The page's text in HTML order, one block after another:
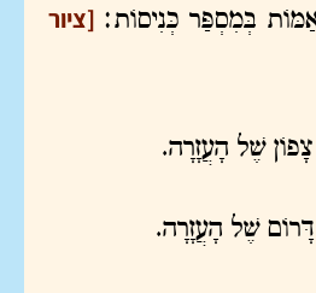
בְּמִסְפַּר כְּנִיסוֹת: [ציור
שֶׁל הָעֲזָרָה.
שֶׁל הָעֲזָרָה.